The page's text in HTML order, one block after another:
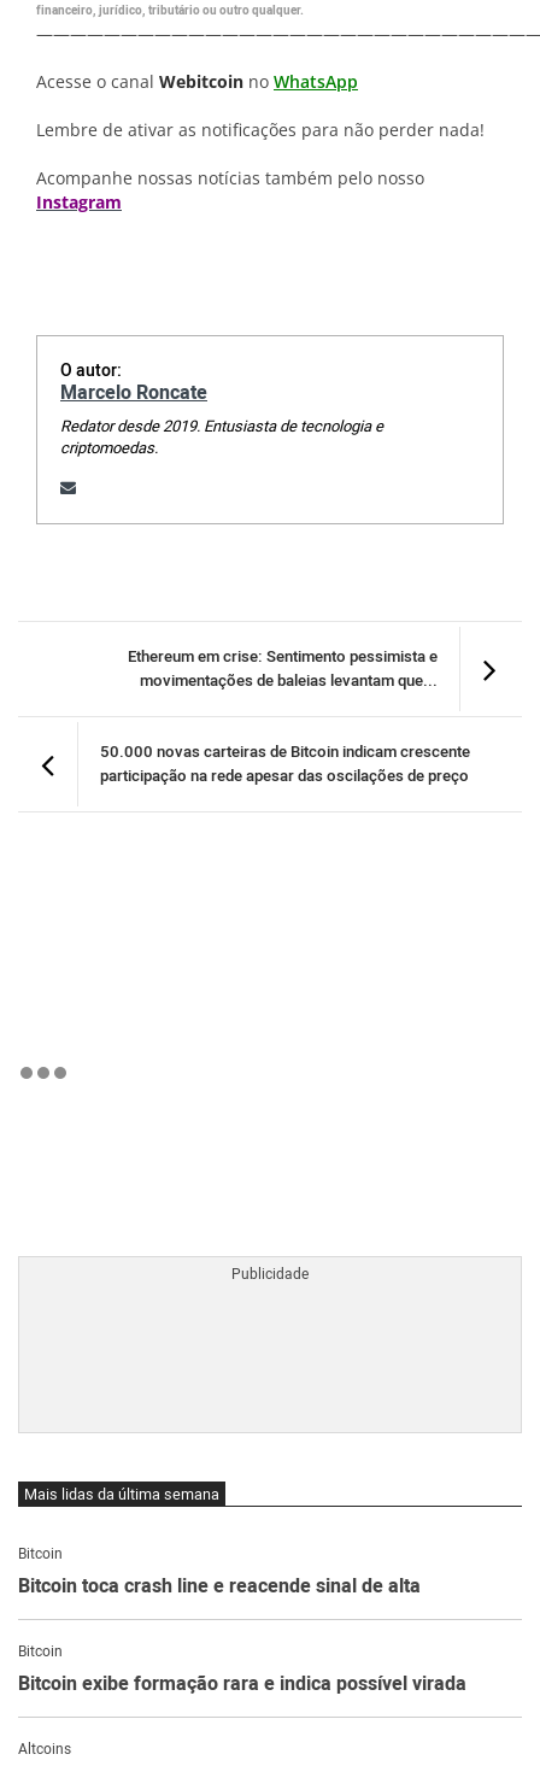
financeiro, jurídico, tributário ou outro qualquer.
Acesse o canal Webitcoin no WhatsApp
Lembre de ativar as notificações para não perder nada!
Acompanhe nossas notícias também pelo nosso
Instagram
O autor:
Marcelo Roncate
Redator desde 2019. Entusiasta de tecnologia e
criptomoedas.
Ethereum em crise: Sentimento pessimista e
movimentações de baleias levantam que...
50.000 novas carteiras de Bitcoin indicam crescente
participação na rede apesar das oscilações de preço
Mais lidas da última semana
Bitcoin
Bitcoin toca crash line e reacende sinal de alta
Bitcoin
Bitcoin exibe formação rara e indica possível virada
Altcoins